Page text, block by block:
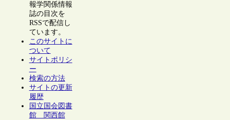
報学関係情報
誌の目次を
RSSで配信し
ています。
このサイトに
ついて
サイトポリシ
ー
検索の方法
サイトの更新
履歴
国立国会図書
館 関西館